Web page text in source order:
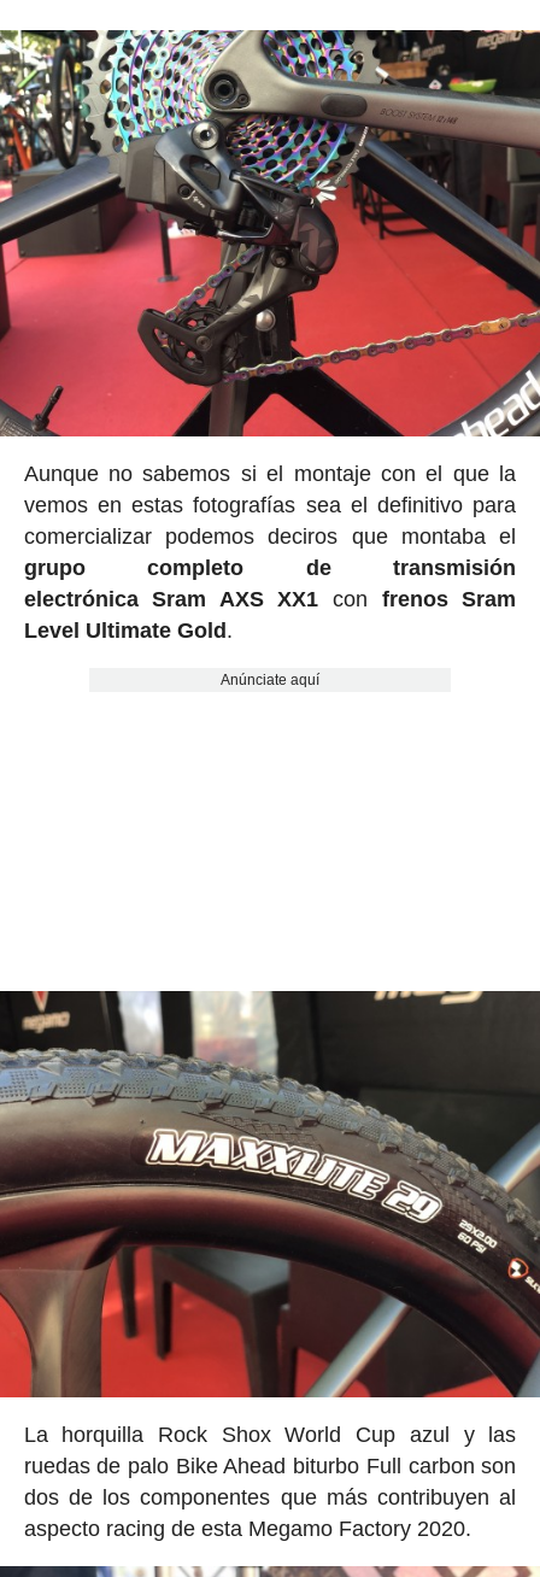
Aunque no sabemos si el montaje con el que la
vemos en estas fotografías sea el definitivo para
comercializar podemos deciros que montaba el
grupo completo de transmisión
electrónica Sram AXS XX1 con frenos Sram
Level Ultimate Gold .
Anúnciate aquí
La horquilla Rock Shox World Cup azul y las
ruedas de palo Bike Ahead biturbo Full carbon son
dos de los componentes que más contribuyen al
aspecto racing de esta Megamo Factory 2020.